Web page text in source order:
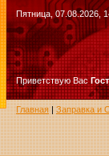
Пятница, 07.08.2026,
Приветствую Вас
Главная|Заправка и